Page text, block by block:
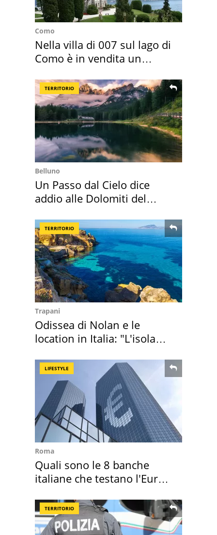
Como
Nella villa di 007 sul lago di
Como è in vendita un
TERRITORIO
Belluno
Un Passo dal Cielo dice
addio alle Dolomiti del
TERRITORIO
Trapani
Odissea di Nolan e le
location in Italia: "L'isola
LIFESTYLE
Roma
Quali sono le 8 banche
italiane che testano l'Euro
TERRITORIO